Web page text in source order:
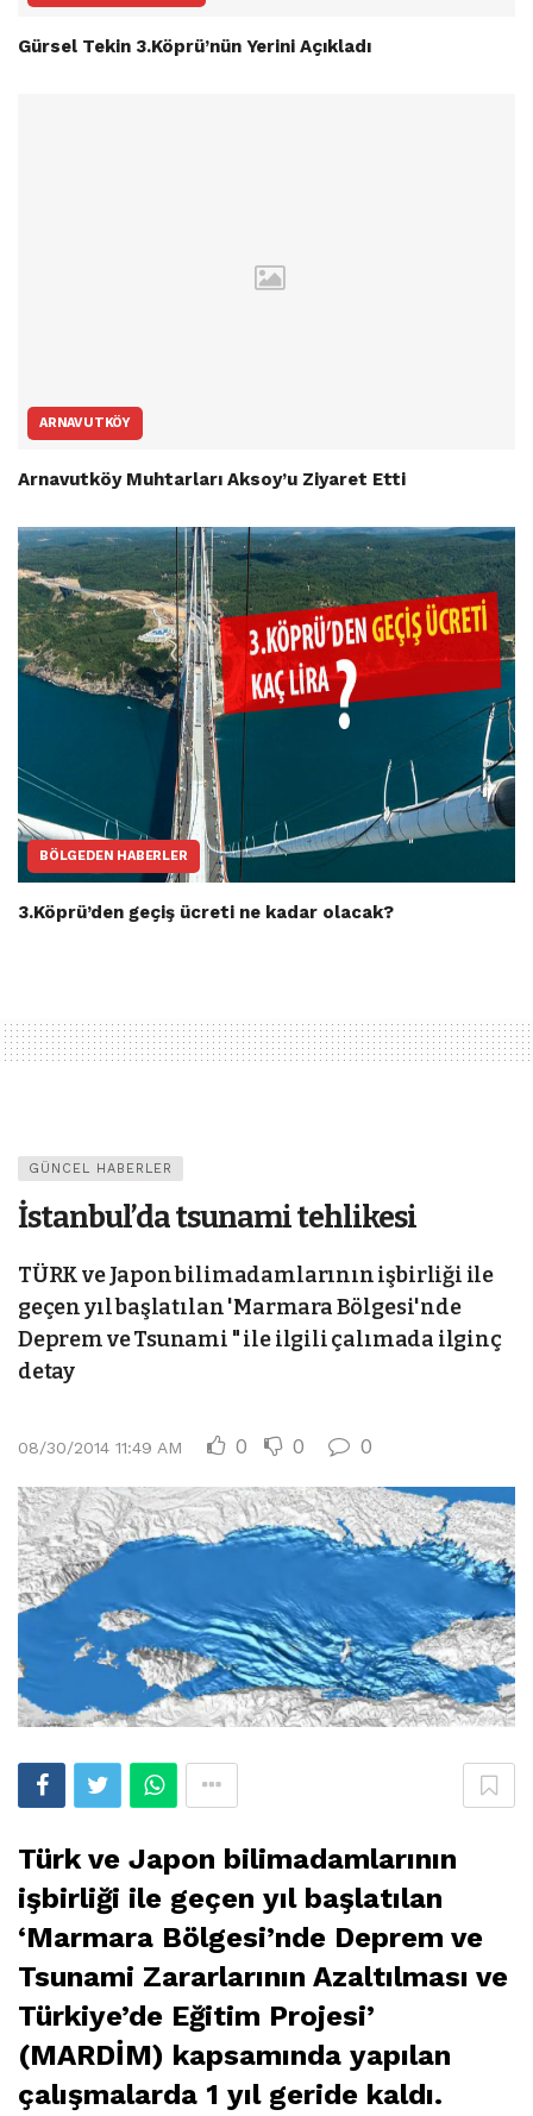
Gürsel Tekin 3.Köprü’nün Yerini Açıkladı
ARNAVUTKÖY
Arnavutköy Muhtarları Aksoy’u Ziyaret Etti
BÖLGEDEN HABERLER
3.Köprü’den geçiş ücreti ne kadar olacak?
GÜNCEL HABERLER
İstanbul’da tsunami tehlikesi
TÜRK ve Japon bilimadamlarının işbirliği ile
geçen yıl başlatılan 'Marmara Bölgesi'nde
Deprem ve Tsunami " ile ilgili çalımada ilginç
detay
08/30/2014 11:49 AM 0 0 0
Türk ve Japon bilimadamlarının
işbirliği ile geçen yıl başlatılan
‘Marmara Bölgesi’nde Deprem ve
Tsunami Zararlarının Azaltılması ve
Türkiye’de Eğitim Projesi’
(MARDİM) kapsamında yapılan
çalışmalarda 1 yıl geride kaldı.